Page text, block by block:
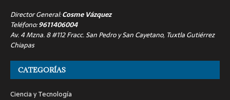
Director General:Cosme Vázquez
Teléfono:9611406004
Av. 4 Mzna. 8 #112 Fracc. San Pedro y San Cayetano, Tuxtla Gutiérrez
Chiapas
CATEGORÍAS
Ciencia y Tecnología